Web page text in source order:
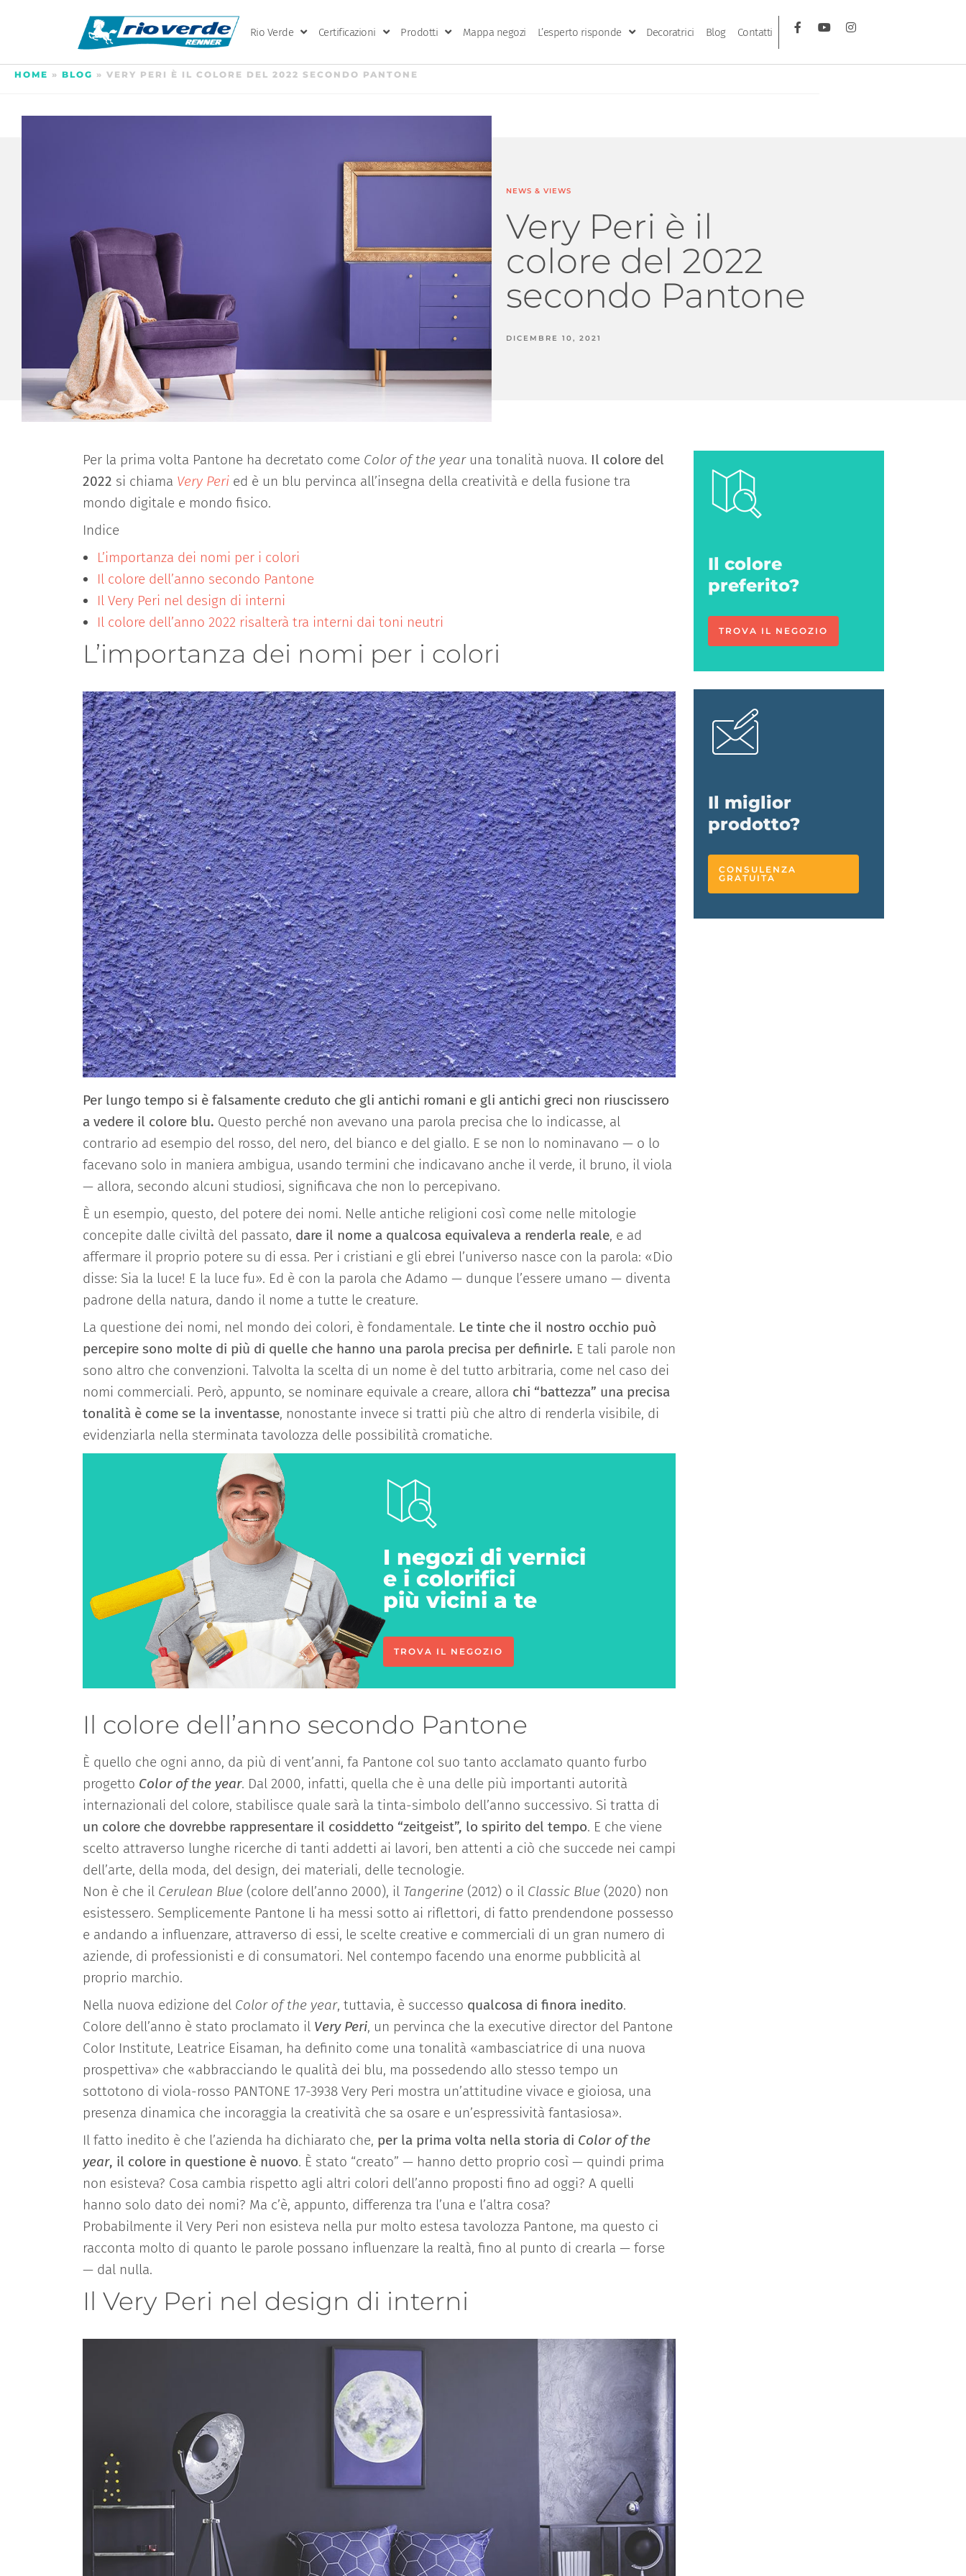
Rio Verde Certificazioni Prodotti Mappa negozi L’esperto risponde Decoratrici Blog Contatti
HOME » BLOG » VERY PERI È IL COLORE DEL 2022 SECONDO PANTONE
NEWS & VIEWS
Very Peri è il
colore del 2022
secondo Pantone
DICEMBRE 10, 2021
Per la prima volta Pantone ha decretato come Color of the yearuna tonalità nuova. Il colore del
2022 si chiama Very Peri ed è un blu pervinca all’insegna della creatività e della fusione tra
mondo digitale e mondo fisico.
Indice
L’importanza dei nomi per i colori
Il colore dell’anno secondo Pantone
Il Very Peri nel design di interni
Il colore dell’anno 2022 risalterà tra interni dai toni neutri
L’importanza dei nomi per i colori
Per lungo tempo si è falsamente creduto che gli antichi romani e gli antichi greci non riuscissero
a vedere il colore blu. Questo perché non avevano una parola precisa che lo indicasse, al
contrario ad esempio del rosso, del nero, del bianco e del giallo. E se non lo nominavano — o lo
facevano solo in maniera ambigua, usando termini che indicavano anche il verde, il bruno, il viola
— allora, secondo alcuni studiosi, significava che non lo percepivano.
È un esempio, questo, del potere dei nomi. Nelle antiche religioni così come nelle mitologie
concepite dalle civiltà del passato, dare il nome a qualcosa equivaleva a renderla reale, e ad
affermare il proprio potere su di essa. Per i cristiani e gli ebrei l’universo nasce con la parola: «Dio
disse: Sia la luce! E la luce fu». Ed è con la parola che Adamo — dunque l’essere umano — diventa
padrone della natura, dando il nome a tutte le creature.
La questione dei nomi, nel mondo dei colori, è fondamentale. Le tinte che il nostro occhio può
percepire sono molte di più di quelle che hanno una parola precisa per definirle. E tali parole non
sono altro che convenzioni. Talvolta la scelta di un nome è del tutto arbitraria, come nel caso dei
nomi commerciali. Però, appunto, se nominare equivale a creare, allora chi “battezza” una precisa
tonalità è come se la inventasse, nonostante invece si tratti più che altro di renderla visibile, di
evidenziarla nella sterminata tavolozza delle possibilità cromatiche.
I negozi di vernici
e i colorifici
più vicini a te
TROVA IL NEGOZIO
Il colore dell’anno secondo Pantone
È quello che ogni anno, da più di vent’anni, fa Pantone col suo tanto acclamato quanto furbo
progetto Color of the year. Dal 2000, infatti, quella che è una delle più importanti autorità
internazionali del colore, stabilisce quale sarà la tinta-simbolo dell’anno successivo. Si tratta di
un colore che dovrebbe rappresentare il cosiddetto “zeitgeist”, lo spirito del tempo. E che viene
scelto attraverso lunghe ricerche di tanti addetti ai lavori, ben attenti a ciò che succede nei campi
dell’arte, della moda, del design, dei materiali, delle tecnologie.
Non è che il Cerulean Blue (colore dell’anno 2000), il Tangerine (2012) o il Classic Blue (2020) non
esistessero. Semplicemente Pantone li ha messi sotto ai riflettori, di fatto prendendone possesso
e andando a influenzare, attraverso di essi, le scelte creative e commerciali di un gran numero di
aziende, di professionisti e di consumatori. Nel contempo facendo una enorme pubblicità al
proprio marchio.
Nella nuova edizione del Color of the year, tuttavia, è successo qualcosa di finora inedito.
Colore dell’anno è stato proclamato il Very Peri, un pervinca che la executive director del Pantone
Color Institute, Leatrice Eisaman, ha definito come una tonalità «ambasciatrice di una nuova
prospettiva» che «abbracciando le qualità dei blu, ma possedendo allo stesso tempo un
sottotono di viola-rosso PANTONE 17-3938 Very Peri mostra un’attitudine vivace e gioiosa, una
presenza dinamica che incoraggia la creatività che sa osare e un’espressività fantasiosa».
Il fatto inedito è che l’azienda ha dichiarato che, per la prima volta nella storia di Color of the
year, il colore in questione è nuovo. È stato “creato” — hanno detto proprio così — quindi prima
non esisteva? Cosa cambia rispetto agli altri colori dell’anno proposti fino ad oggi? A quelli
hanno solo dato dei nomi? Ma c’è, appunto, differenza tra l’una e l’altra cosa?
Probabilmente il Very Peri non esisteva nella pur molto estesa tavolozza Pantone, ma questo ci
racconta molto di quanto le parole possano influenzare la realtà, fino al punto di crearla — forse
— dal nulla.
Il Very Peri nel design di interni
Il colore
preferito?
TROVA IL NEGOZIO
Il miglior
prodotto?
CONSULENZA
GRATUITA